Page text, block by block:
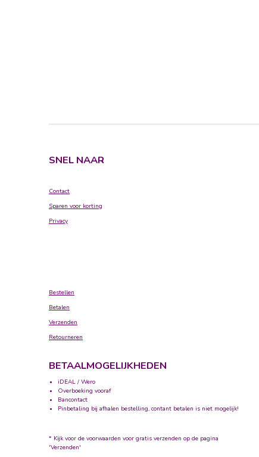
SNEL NAAR
Contact
Sparen voor korting
Privacy
Bestellen
Betalen
Verzenden
Retourneren
BETAALMOGELIJKHEDEN
iDEAL / Wero
Overboeking vooraf
Bancontact
Pinbetaling bij afhalen bestelling, contant betalen is niet mogelijk!
* Kijk voor de voorwaarden voor gratis verzenden op de pagina
'Verzenden'